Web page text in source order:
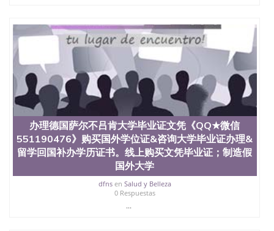
合性大学，每年有来自世界各地的成百上千的海外学
生前往求学。 至今，这是一所在世界上享有学术地
位、声誉、实习机会和影响力的高等教育机构，并获
誉为美国本科教育质量的核心代表。其计算机系与会
计系更是在当今美国大学教学排名中表现优异。其毕
业生大多可以在其所处地域的世界硅谷中心得到工作
机会。许多硅谷公司甚至在学生大三和大四的学期提
供许多相应科系的实习机会。无论是加州大学系统
(UC)，还是加州州立大学系统(CSU), 圣何塞州立大学
都占据着加州所有大学中的地理位置。 圣何塞州立大
学座落于硅谷(Silicon Valley), 于附近的旧金山-圣何塞
地区为全美的重要科技中心。约有学生三万人，超过
134种学士学科和65个硕士学科，并有来自世界60余
国的学生来此就读。其有名的科系如计算机科学，电
子工程学，工商管理学，艺术设计，和航空学等，深
办理德国萨尔不吕肯大学毕业证文凭《QQ★微信
551190476》购买国外学位证&咨询大学毕业证办理&
留学回国补办学历证书。线上购买文凭毕业证；制造假
国外大学
dfnsen Salud y Belleza
0 Respuestas
...